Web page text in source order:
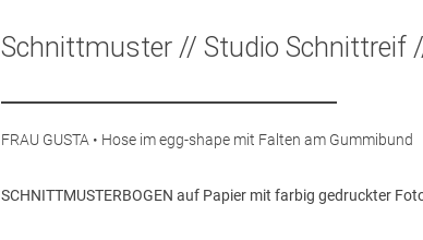
Schnittmuster // Studio Schnittreif
FRAU GUSTA • Hose im egg-shape mit Falten am Gummibund
SCHNITTMUSTERBOGEN auf Papier mit farbig gedruckter